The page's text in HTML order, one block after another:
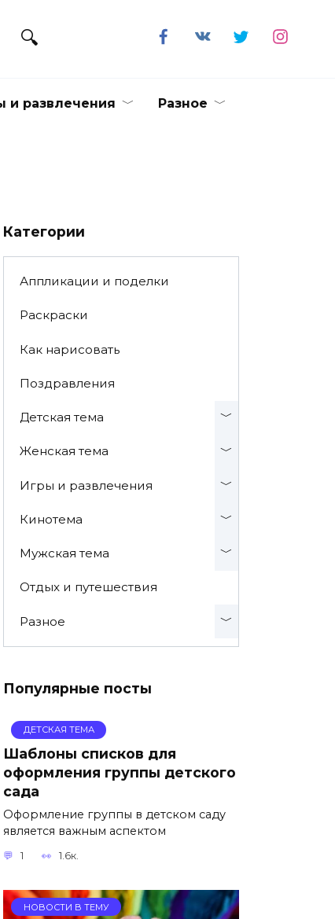
и развлечения Разное
Категории
Аппликации и поделки
Раскраски
Как нарисовать
Поздравления
Детская тема
Женская тема
Игры и развлечения
Кинотема
Мужская тема
Отдых и путешествия
Разное
Популярные посты
ДЕТСКАЯ ТЕМА
Шаблоны списков для
оформления группы детского
сада
Оформление группы в детском саду
является важным аспектом
1 1.6к.
НОВОСТИ В ТЕМУ